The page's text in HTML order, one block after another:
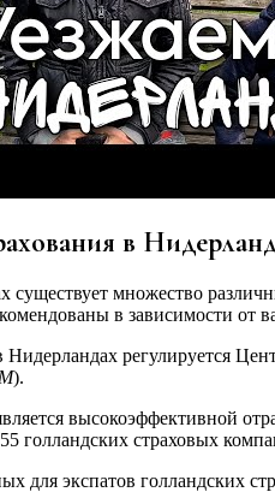
в
существует множество
в зависимости от
Нидерландах регулируется
).
высокоэффективной
голландских страховых
для экспатов голландских